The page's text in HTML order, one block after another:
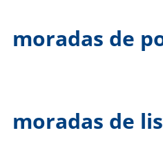
moradas de
moradas de